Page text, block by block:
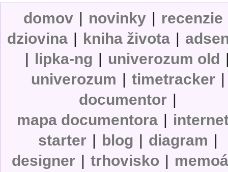
domov | novinky | recenzie
dziovina | kniha života |
| lipka-ng | univerozum old
univerozum | timetracker |
documentor |
mapa documentora |
starter | blog | diagram |
designer | trhovisko |